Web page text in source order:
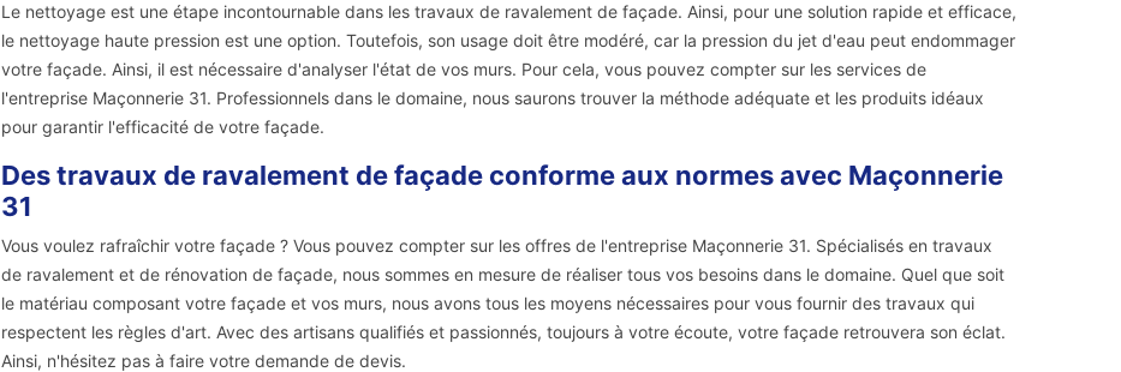
Le nettoyage est une étape incontournable dans les travaux de ravalement de façade. Ainsi, pour une solution rapide et efficace,
le nettoyage haute pression est une option. Toutefois, son usage doit être modéré, car la pression du jet d'eau peut endommager
votre façade. Ainsi, il est nécessaire d'analyser l'état de vos murs. Pour cela, vous pouvez compter sur les services de
l'entreprise Maçonnerie 31. Professionnels dans le domaine, nous saurons trouver la méthode adéquate et les produits idéaux
pour garantir l'efficacité de votre façade.
Des travaux de ravalement de façade conforme aux normes avec Maçonnerie
31
Vous voulez rafraîchir votre façade ? Vous pouvez compter sur les offres de l'entreprise Maçonnerie 31. Spécialisés en travaux
de ravalement et de rénovation de façade, nous sommes en mesure de réaliser tous vos besoins dans le domaine. Quel que soit
le matériau composant votre façade et vos murs, nous avons tous les moyens nécessaires pour vous fournir des travaux qui
respectent les règles d'art. Avec des artisans qualifiés et passionnés, toujours à votre écoute, votre façade retrouvera son éclat.
Ainsi, n'hésitez pas à faire votre demande de devis.